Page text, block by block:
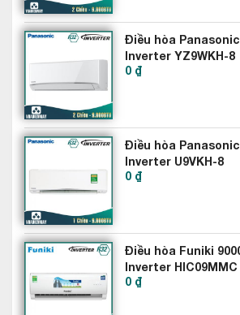
Môi chất lạnh R32
Điều hòa Casper sử dụng môi chất lạnh
thế hệ mới mang lại công suất làm mát
phí năng lượng.
Môi chất lạnh này cũng không chứa
Ozone & không tác động nhiều đến tình
cầu, do đó thân thiện với môi trường.
Điều hòa
Inverter YZ9WKH-8
0 ₫
Điều hòa
Inverter U9VKH-8
0 ₫
Điều hòa Funiki
Inverter HIC09MMC
0 ₫